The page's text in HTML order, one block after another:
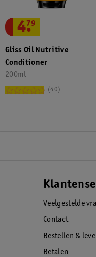
Gliss Oil Nutritive
Conditioner
200ml
4.
79
40
Veelgestelde
Contact
Bestellen &
Betalen